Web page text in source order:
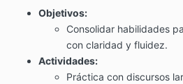
Objetivos:
Consolidar habilidades
con claridad y fluidez.
Actividades:
Práctica con discursos